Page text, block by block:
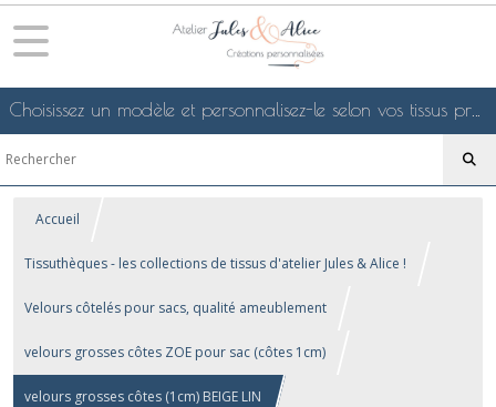
Choisissez un modèle et personnalisez-le selon vos tissus préférés de mes collections en ligne, je le confectionnerai selon vos souhaits
Accueil
Tissuthèques - les collections de tissus d'atelier Jules & Alice !
Velours côtelés pour sacs, qualité ameublement
velours grosses côtes ZOE pour sac (côtes 1cm)
velours grosses côtes (1cm) BEIGE LIN